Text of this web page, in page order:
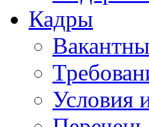
Кадры
Условия